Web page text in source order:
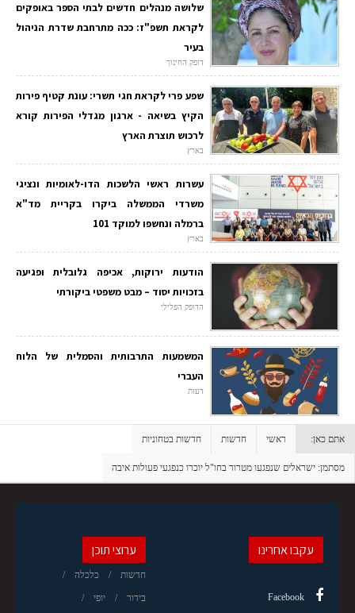
שלושה מנהלים חדשים לבתי הספר באופקים
לקראת תשפ"ז: ככה מתרחבת שדרת הניהול
בעיר
דופק החינוך
שפע פרי לקראת חגי תשרי: עונת קטיף פירות
הקיץ בשיאה - ארגון מגדלי הפירות קורא
לרכוש תוצרת הארץ
בארץ
עשרות ראשי הלשכות הדו-לאומיות ונציגי
משרדי הממשלה ביקרו בקריית מד"א
ברמלה ונחשפו למוקד 101
בארץ
הודעות ירוקות, אכיפה גלובלית ופגיעה
בזכויות יסוד – מבט משפטי ביקורתי
הדופק הפלילי
המשמעות התרבותית והסמלית של הלוח
העברי
דעות
אתם כאן: ראשי חדשות חדשות בטחוניות
מסתמן: ישראלים שנפגעו מטרור בחו"ל יוכרו כנפגעי פעולות איבה
ערוצי תוכן
חדשות כלכלה
בידור יופי
עקבו אחרינו
Facebook